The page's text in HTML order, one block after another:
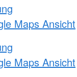
Maps Ansicht
Maps Ansicht